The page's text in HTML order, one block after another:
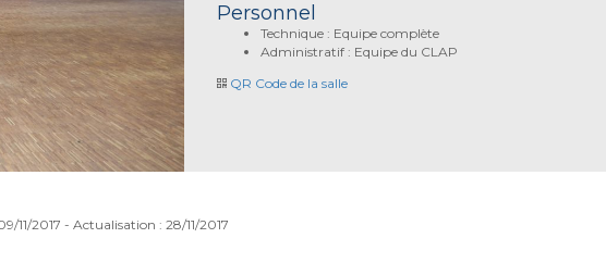
Personnel
Technique : Equipe complète
Administratif : Equipe du CLAP
QR Code de la salle
11/2017 - Actualisation : 28/11/2017